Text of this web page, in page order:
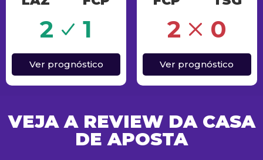
2 1
Ver prognóstico
2
Erro 0
Ver prognóstico
VEJA A REVIEW DA CASA
DE APOSTA